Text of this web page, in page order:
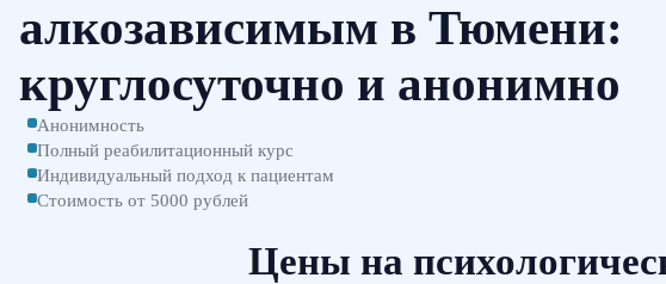
алкозависимым в Тюмени:
круглосуточно и анонимно
Анонимность
Полный реабилитационный курс
Индивидуальный подход к пациентам
Стоимость от 5000 рублей
Цены на